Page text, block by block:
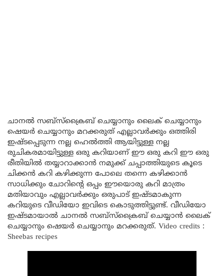
ചാനൽ സബ്സ്ക്രൈബ് ചെയ്യാനും ലൈക് ചെയ്യാനും
ഷെയർ ചെയ്യാനും മറക്കരുത് എല്ലാവർക്കും ഒത്തിരി
ഇഷ്ടപ്പെടുന്ന നല്ല ഹെൽത്തി ആയിട്ടുള്ള നല്ല
രുചികരമായിട്ടുള്ള ഒരു കറിയാണ് ഈ ഒരു കറി ഈ ഒരു
രീതിയിൽ തയ്യാറാക്കാൻ നമുക്ക് ചപ്പാത്തിയുടെ കൂടെ
ചിക്കൻ കറി കഴിക്കുന്ന പോലെ തന്നെ കഴിക്കാൻ
സാധിക്കും ചോറിന്റെ ഒപ്പം ഈയൊരു കറി മാത്രം
മതിയാവും എല്ലാവർക്കും ഒരുപാട് ഇഷ്ടമാകുന്ന
കറിയുടെ വീഡിയോ ഇവിടെ കൊടുത്തിട്ടുണ്ട്. വീഡിയോ
ഇഷ്ടമായാൽ ചാനൽ സബ്സ്ക്രൈബ് ചെയ്യാൻ ലൈക്
ചെയ്യാനും ഷെയർ ചെയ്യാനും മറക്കരുത്. Video credits :
Sheebas recipes